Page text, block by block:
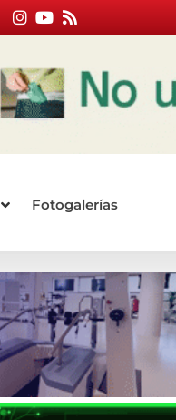
Fotogalerías